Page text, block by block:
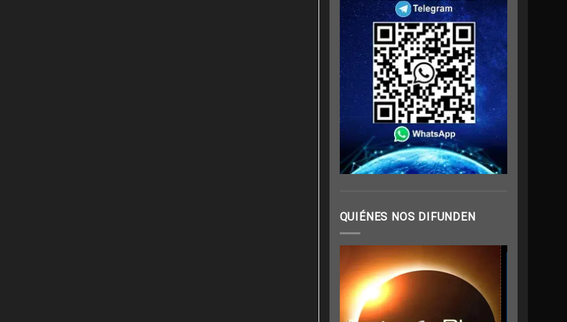
QUIÉNES NOS DIFUNDEN